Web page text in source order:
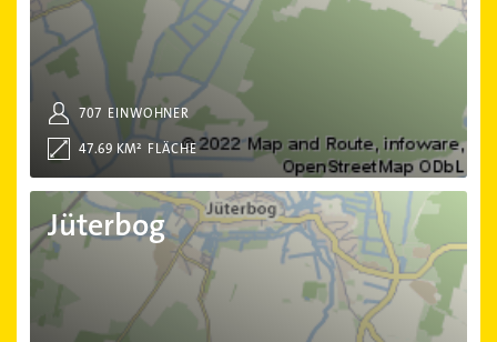
EINWOHNER
707
FLÄCHE
47.69 KM²
Jüterbog
Jüterbog